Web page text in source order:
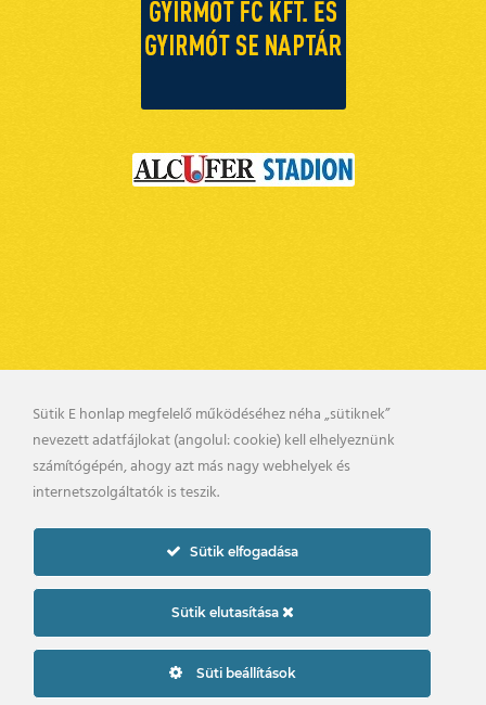
BELSŐ VISSZAÉLÉS BEJELENTÉSI RENDSZER
KAPCSOLAT
UTÁNPÓTLÁS
PÁLYARENDSZABÁLYOK
ADATKEZELÉSI TÁJÉKOZTATÓ
2019. © gyirmotfc.hu
Sütik E honlap megfelelő működéséhez néha „sütiknek”
nevezett adatfájlokat (angolul: cookie) kell elhelyeznünk
számítógépén, ahogy azt más nagy webhelyek és
internetszolgáltatók is teszik.
Sütik elfogadása
Sütik elutasítása
Süti beállítások